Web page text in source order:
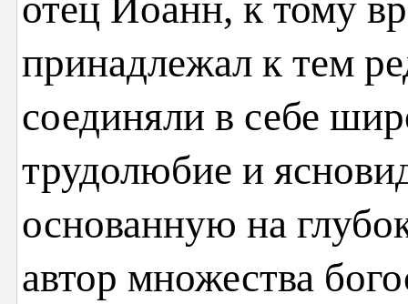
принадлежал к тем
соединяли в себе
трудолюбие и
основанную на
автор множества